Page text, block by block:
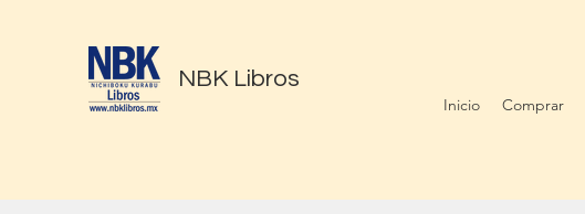
NBK Libros
Inicio Comprar